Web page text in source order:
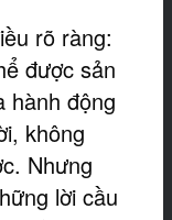
rõ ràng:
được sản
hành động
không
Nhưng
lời cầu